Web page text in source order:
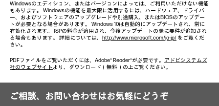
Windowsのエディション、またはバージョンによっては、ご利用いただけない機能
もあります。 Windowsの機能を最大限に活用するには、ハードウェア、ドライバ
ー、およびソフトウェアのアップグレードや別途購入、またはBIOSのアップデー
トが必要となる場合があります。 Windows 10は自動的にアップデートされ、常に
有効化されます。 ISPの料金が適用され、今後アップデートの際に要件が追加され
る場合もあります。 詳細については、 http://www.microsoft.com/ja-jp/ をご覧くだ
さい。
PDFファイルをご覧いただくには、Adobe® Reader®が必要です。 アドビシステムズ
社のウェブサイト より、ダウンロード（無料）の上ご覧ください。
ご相談、お問い合わせはお気軽にどうぞ